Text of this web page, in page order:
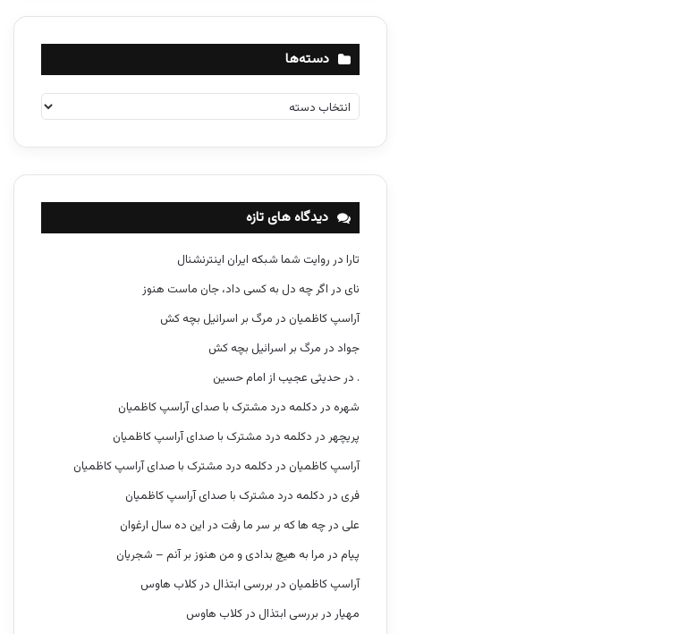
دسته‌ها
س
ه
دیدگاه های تازه
تارا در روایت شما شبکه ایران اینترنشنال
نای در اگر چه دل به کسی داد، جان ماست هنوز
آراسپ کاظمیان در مرگ بر اسرائیل بچه کش
جواد در مرگ بر اسرائیل بچه کش
. درحدیثی عجیب از امام حسین
شهره در دکلمه درد مشترک با صدای آراسپ کاظمیان
پریچهر در دکلمه درد مشترک با صدای آراسپ کاظمیان
آراسپ کاظمیان در دکلمه درد مشترک با صدای آراسپ کاظمیان
فری در دکلمه درد مشترک با صدای آراسپ کاظمیان
علی درچه ها که بر سر ما رفت در این ده سال ارغوان
پیام در مرا به هیچ بدادی و من هنوز بر آنم – شجریان
آراسپ کاظمیان در بررسی ابتذال در کلاب هاوس
مهیار در بررسی ابتذال در کلاب هاوس